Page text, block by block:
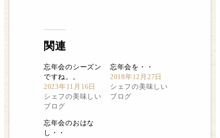
い
ィ
ン
ウ
で
開
き
ま
す)
関連
忘年会のシーズン
ですね。。
2023年11月16日
シェフの美味しい
ブログ
忘年会を・・
2018年12月27日
シェフの美味しい
ブログ
忘年会のおはな
し・・